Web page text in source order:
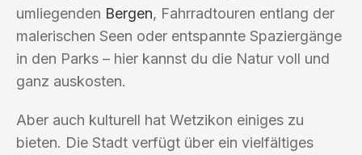
umliegenden Bergen, Fahrradtouren entlang der
malerischen Seen oder entspannte Spaziergänge
in den Parks – hier kannst du die Natur voll und
ganz auskosten.
Aber auch kulturell hat Wetzikon einiges zu
bieten. Die Stadt verfügt über ein vielfältiges